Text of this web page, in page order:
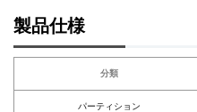
製品仕様
分類
パーティション